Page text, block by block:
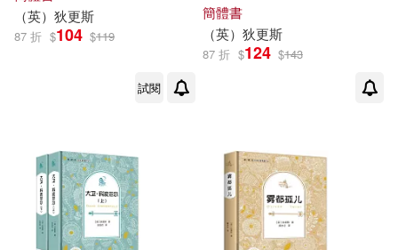
（英）狄更斯（Dickens C.）著(2)
(英)威廉‧莎士比亞 查爾斯‧狄更斯(1)
(英)彼得·阿克羅伊德(1)
湖南文藝出版社(5)
中國友誼出版公司(4)
中國畫報出版社(4)
（英） 狄更斯
87 折 $104 $119
試閱
簡體書
（英） 狄更斯
87 折 $124 $143